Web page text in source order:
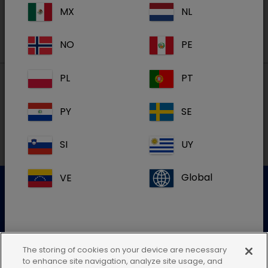
Paikalliset osoitteet
Lisätietoja saat ottamalla yhteyttä asiakaspalveluumme
MX NL
NO PE
PL PT
PY SE
SI UY
VE Global
Jos et löydä maasi sijaintia, jätä tämä
The storing of cookies on your device are necessary
to enhance site navigation, analyze site usage, and